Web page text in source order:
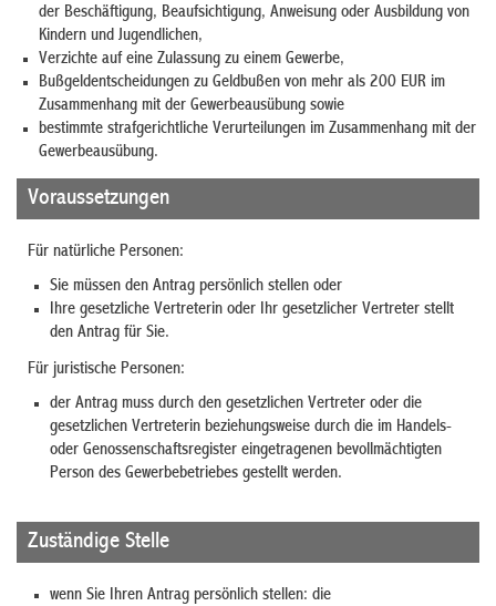
der Beschäftigung, Beaufsichtigung, Anweisung oder Ausbildung von
Kindern und Jugendlichen,
Verzichte auf eine Zulassung zu einem Gewerbe,
Bußgeldentscheidungen zu Geldbußen von mehr als 200 EUR im
Zusammenhang mit der Gewerbeausübung sowie
bestimmte strafgerichtliche Verurteilungen im Zusammenhang mit der
Gewerbeausübung.
Voraussetzungen
Für natürliche Personen:
Sie müssen den Antrag persönlich stellen oder
Ihre gesetzliche Vertreterin oder Ihr gesetzlicher Vertreter stellt
den Antrag für Sie.
Für juristische Personen:
der Antrag muss durch den gesetzlichen Vertreter oder die
gesetzlichen Vertreterin beziehungsweise durch die im Handels-
oder Genossenschaftsregister eingetragenen bevollmächtigten
Person des Gewerbebetriebes gestellt werden.
Zuständige Stelle
wenn Sie Ihren Antrag persönlich stellen: die